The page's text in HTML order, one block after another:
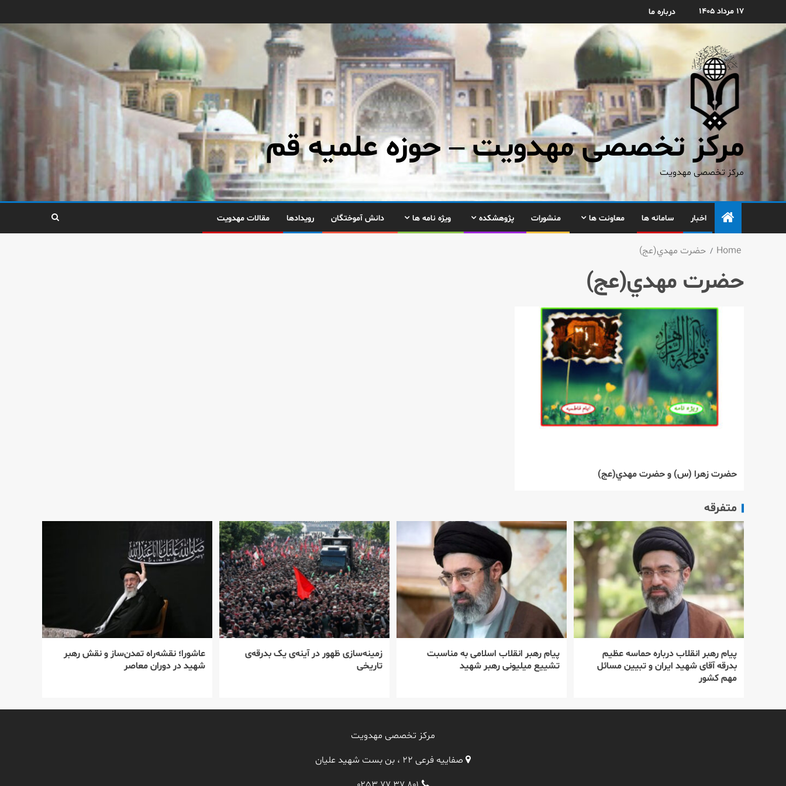
۱۷ مرداد ۱۴۰۵ درباره ما
مرکز تخصصی مهدویت – حوزه علمیه قم
مرکز تخصصی مهدویت
اخبار سامانه ها معاونت ها منشورات پژوهشکده ویژه نامه ها دانش آموختگان رویدادها مقالات مهدویت
Home حضرت مهدي(عج)
حضرت مهدي(عج)
حضرت زهرا (س) و حضرت مهدي(عج)
متفرقه
پیام رهبر انقلاب درباره حماسه عظیم
بدرقه آقای شهید ایران و تبیین مسائل
مهم کشور
پیام رهبر انقلاب اسلامی به مناسبت
تشییع میلیونی رهبر شهید
زمینه‌سازی ظهور در آینه‌ی یک بدرقه‌ی
تاریخی
عاشورا؛ نقشه‌راه تمدن‌ساز و نقش رهبر
شهید در دوران معاصر
مرکز تخصصی مهدویت
صفاییه فرعی ۲۲ ، بن بست شهید علیان